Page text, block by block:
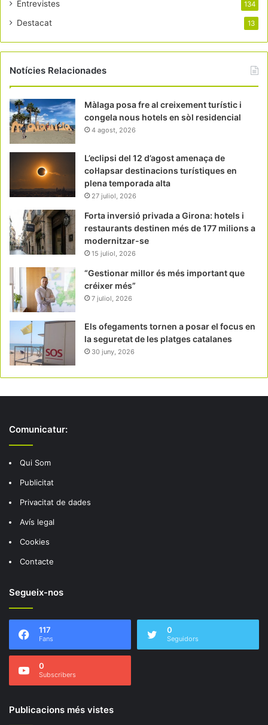
Entrevistes 134
Destacat 13
Notícies Relacionades
Màlaga posa fre al creixement turístic i
congela nous hotels en sòl residencial
4 agost, 2026
L’eclipsi del 12 d’agost amenaça de
col·lapsar destinacions turístiques en
plena temporada alta
27 juliol, 2026
Forta inversió privada a Girona: hotels i
restaurants destinen més de 177 milions a
modernitzar-se
15 juliol, 2026
“Gestionar millor és més important que
créixer més”
7 juliol, 2026
Els ofegaments tornen a posar el focus en
la seguretat de les platges catalanes
30 juny, 2026
Comunicatur:
Qui Som
Publicitat
Privacitat de dades
Avís legal
Cookies
Contacte
Segueix-nos
117
Fans
0
Seguidors
0
Subscribers
Publicacions més vistes